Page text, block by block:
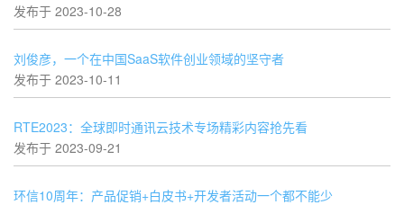
发布于 2023-10-28
刘俊彦，一个在中国SaaS软件创业领域的坚守者
发布于 2023-10-11
RTE2023：全球即时通讯云技术专场精彩内容抢先看
发布于 2023-09-21
环信10周年：产品促销+白皮书+开发者活动一个都不能少